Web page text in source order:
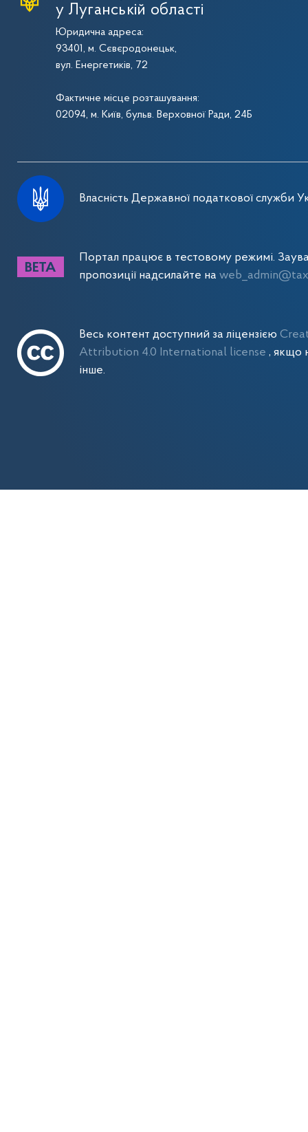
у Луганській області
Юридична адреса:
93401, м. Сєвєродонецьк,
вул. Енергетиків, 72
Фактичне місце розташування:
02094, м. Київ, бульв. Верховної Ради, 24Б
Власність Державної податкової служби
Портал працює в тестовому режимі.
пропозиції надсилайте на
Весь контент доступний за ліцензією
Attribution 4.0 International license , якщо
інше.